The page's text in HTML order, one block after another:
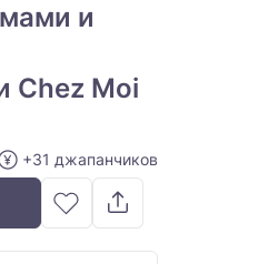
и
Chez Moi
+31 джапанчиков